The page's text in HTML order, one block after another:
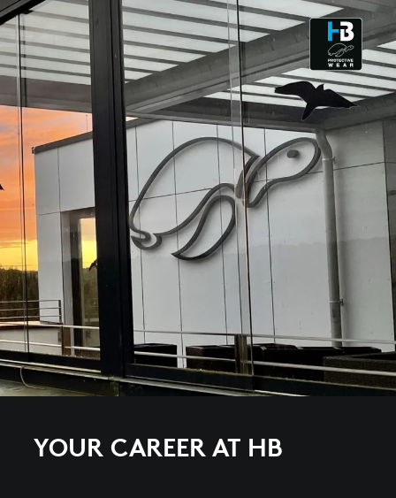
CLEANROOM & DUST
YOUR CAREER AT HB